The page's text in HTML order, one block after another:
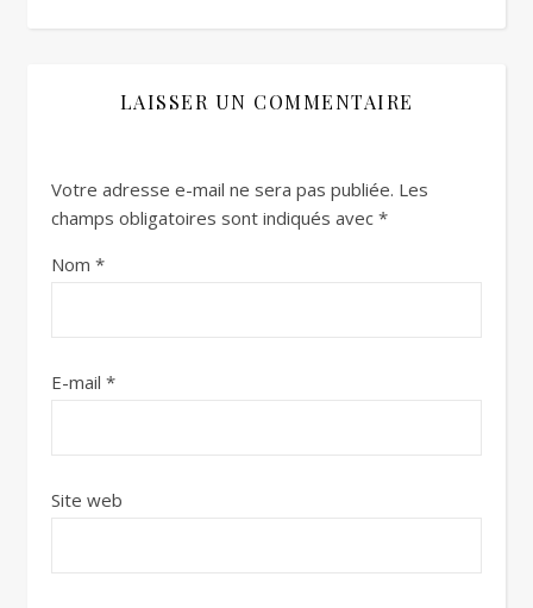
LAISSER UN COMMENTAIRE
Votre adresse e-mail ne sera pas publiée. Les
champs obligatoires sont indiqués avec *
Nom *
E-mail *
Site web